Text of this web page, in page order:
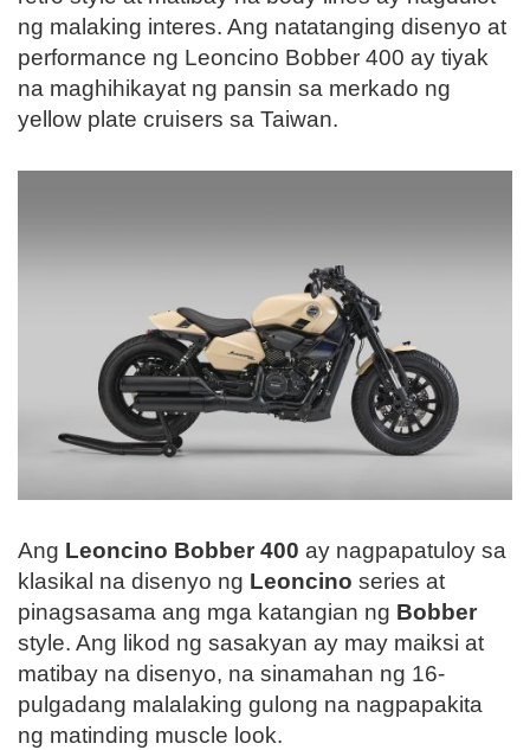
ng malaking interes. Ang natatanging disenyo at
performance ng Leoncino Bobber 400 ay tiyak
na maghihikayat ng pansin sa merkado ng
yellow plate cruisers sa Taiwan.
Ang Leoncino Bobber 400 ay nagpapatuloy sa
klasikal na disenyo ng Leoncino series at
pinagsasama ang mga katangian ng Bobber
style. Ang likod ng sasakyan ay may maiksi at
matibay na disenyo, na sinamahan ng 16-
pulgadang malalaking gulong na nagpapakita
ng matinding muscle look.